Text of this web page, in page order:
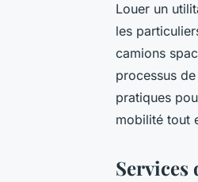
Louer un
les
camions
processus
pratiques
mobilité tout